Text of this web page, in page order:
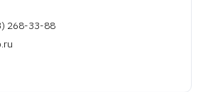
268-33-88